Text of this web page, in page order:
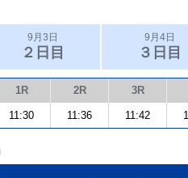
9月3日
２日目
9月4日
３日目
1R 2R 3R
11:30 11:36 11:42